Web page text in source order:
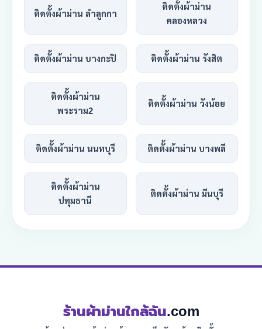
ติดตั้งผ้าม่าน ลำลูกกา
ติดตั้งผ้าม่าน
คลองหลวง
ติดตั้งผ้าม่าน บางกะปิ ติดตั้งผ้าม่าน รังสิต
ติดตั้งผ้าม่าน
พระราม2
ติดตั้งผ้าม่าน วังน้อย
ติดตั้งผ้าม่าน นนทบุรี ติดตั้งผ้าม่าน บางพลี
ติดตั้งผ้าม่าน
ปทุมธานี
ติดตั้งผ้าม่าน มีนบุรี
ร้านผ้าม่านใกล้ฉัน.com